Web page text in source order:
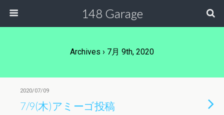
148 Garage
Archives › 7月 9th, 2020
2020/07/09
7/9(木)アミーゴ投稿